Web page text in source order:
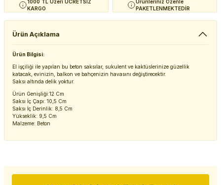
1000 TL Üzeri ÜCRETSİZ
KARGO
Ürünleriniz Özenle
PAKETLENMEKTEDİR
Ürün Açıklama
Ürün Bilgisi:
El işçiliği ile yapılan bu beton saksılar, sukulent ve kaktüslerinize güzellik
katacak, evinizin, balkon ve bahçenizin havasını değiştirecektir.
Saksı altında delik yoktur.
Ürün Genişliği:12 Cm
Saksı İç Çapı: 10,5 Cm
Saksı İç Derinlik: 8,5 Cm
Yükseklik: 9,5 Cm
Malzeme: Beton